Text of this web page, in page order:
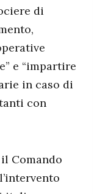
di
e “impartire
in caso di
con
Comando